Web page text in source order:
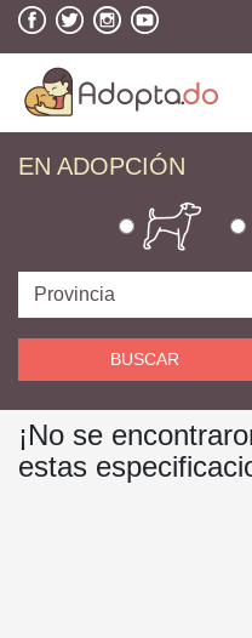
EN ADOPCIÓN
BUSCAR
¡No se
estas